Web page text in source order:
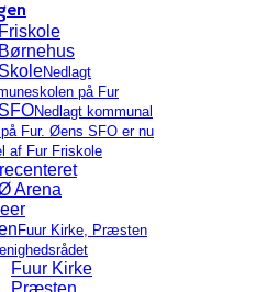
Nedlagt
på Fur
Nedlagt kommunal
Fur. Øens SFO er nu
af Fur Friskole
Arena
Fuur Kirke, Præsten
Fuur Kirke
Præsten